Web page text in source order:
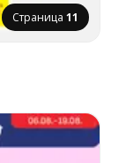
Страница 11